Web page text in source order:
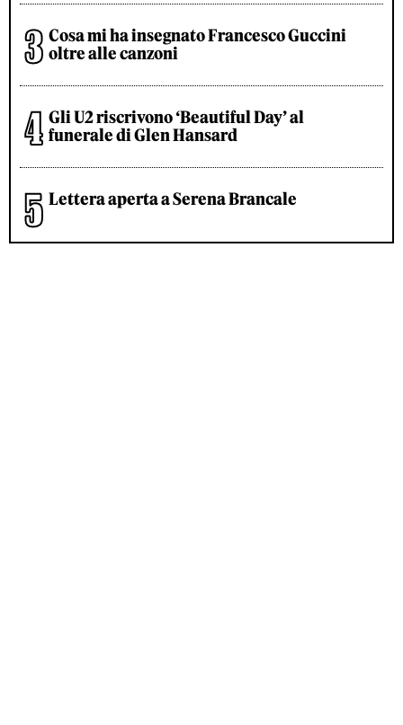
Cosa mi ha insegnato Francesco Guccini
oltre alle canzoni
Gli U2 riscrivono ‘Beautiful Day’ al
funerale di Glen Hansard
Lettera aperta a Serena Brancale